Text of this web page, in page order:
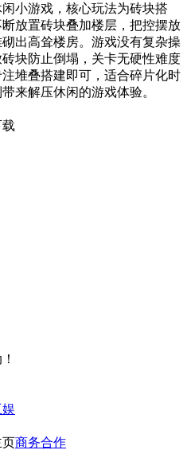
小游戏，核心玩法为砖块搭
放置砖块叠加楼层，把控摆放
出高耸楼房。游戏没有复杂操
块防止倒塌，关卡无硬性难度
堆叠搭建即可，适合碎片化时
来解压休闲的游戏体验。
页商务合作